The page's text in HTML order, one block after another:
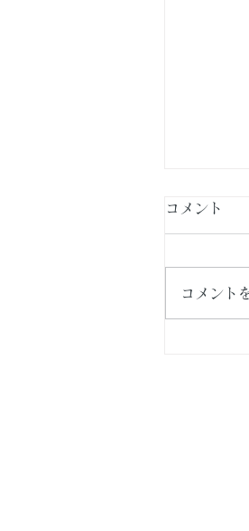
コメント
コメント